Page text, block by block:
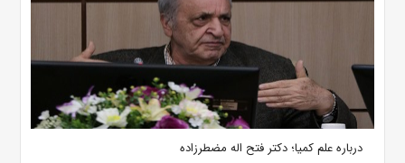
درباره علم کمیا؛ دکتر فتح اله مضطرزاده